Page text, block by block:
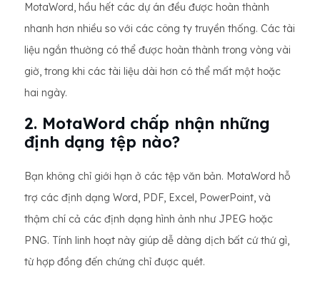
MotaWord, hầu hết các dự án đều được hoàn thành
nhanh hơn nhiều so với các công ty truyền thống. Các tài
liệu ngắn thường có thể được hoàn thành trong vòng vài
giờ, trong khi các tài liệu dài hơn có thể mất một hoặc
hai ngày.
2. MotaWord chấp nhận những
định dạng tệp nào?
Bạn không chỉ giới hạn ở các tệp văn bản. MotaWord hỗ
trợ các định dạng Word, PDF, Excel, PowerPoint, và
thậm chí cả các định dạng hình ảnh như JPEG hoặc
PNG. Tính linh hoạt này giúp dễ dàng dịch bất cứ thứ gì,
từ hợp đồng đến chứng chỉ được quét.